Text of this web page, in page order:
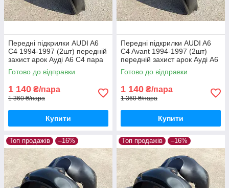
Передні підкрилки AUDI A6
C4 1994-1997 (2шт) передній
захист арок Ауді А6 С4 пара
передніх
Готово до відправки
1 140 ₴/пара
1 360 ₴/пара
Купити
Передні підкрилки AUDI A6
C4 Avant 1994-1997 (2шт)
передній захист арок Ауді А6
С4 універсал пара передніх
Готово до відправки
1 140 ₴/пара
1 360 ₴/пара
Купити
Топ продажів –16% Топ продажів –16%